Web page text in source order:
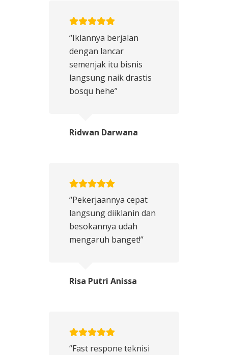
“Iklannya berjalan
dengan lancar
semenjak itu bisnis
langsung naik drastis
bosqu hehe”
Ridwan Darwana
“Pekerjaannya cepat
langsung diiklanin dan
besokannya udah
mengaruh banget!”
Risa Putri Anissa
“Fast respone teknisi